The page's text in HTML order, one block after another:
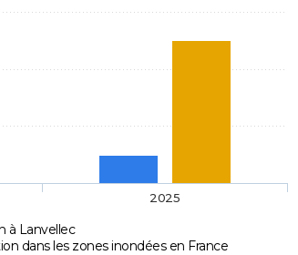
à Lanvellec
dans les zones inondées en France
2025